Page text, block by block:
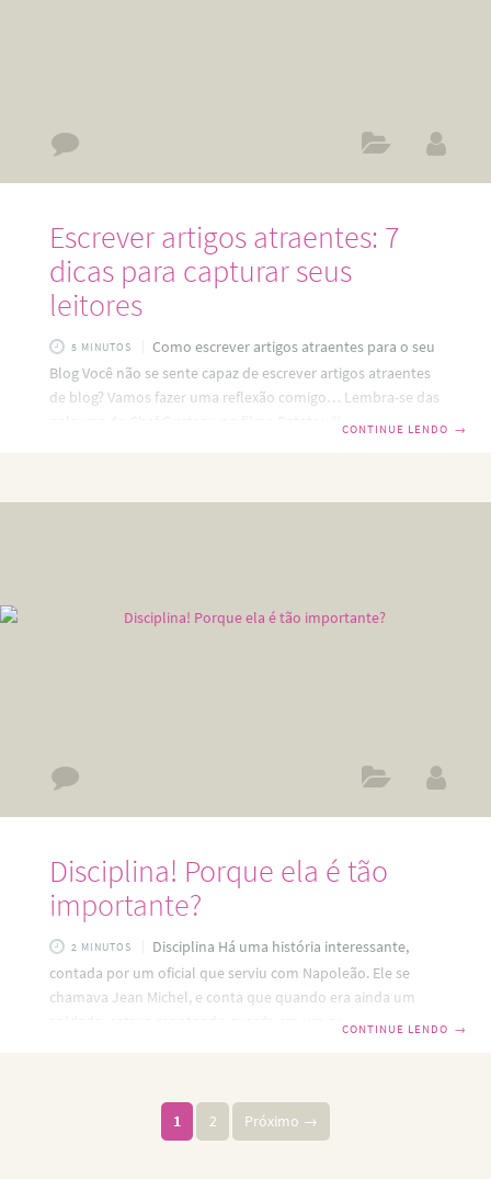
Escrever artigos atraentes: 7
dicas para capturar seus
leitores
5 MINUTOS
Como escrever artigos atraentes para o seu
Blog Você não se sente capaz de escrever artigos atraentes
de blog? Vamos fazer uma reflexão comigo… Lembra-se das
palavras do Chef Gusteau no filme Ratatouille: “Qualquer
CONTINUE LENDO →
Disciplina! Porque ela é tão
importante?
2 MINUTOS
Disciplina Há uma história interessante,
contada por um oficial que serviu com Napoleão. Ele se
chamava Jean Michel, e conta que quando era ainda um
soldado, estava montando guarda em um acampamento
que ele se contentava com poucas horas de sono e muito
cedo, costumava caminhar pelo acampamento, às vezes
CONTINUE LENDO →
1 2 Próximo →